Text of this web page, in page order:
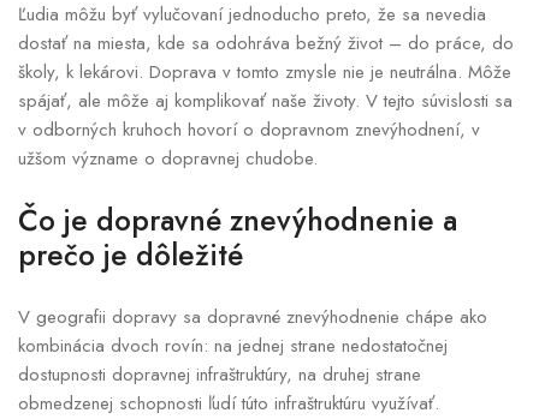
Ľudia môžu byť vylučovaní jednoducho preto, že sa nevedia
dostať na miesta, kde sa odohráva bežný život – do práce, do
školy, k lekárovi. Doprava v tomto zmysle nie je neutrálna. Môže
spájať, ale môže aj komplikovať naše životy. V tejto súvislosti sa
v odborných kruhoch hovorí o dopravnom znevýhodnení, v
užšom význame o dopravnej chudobe.
Čo je dopravné znevýhodnenie a
prečo je dôležité
V geografii dopravy sa dopravné znevýhodnenie chápe ako
kombinácia dvoch rovín: na jednej strane nedostatočnej
dostupnosti dopravnej infraštruktúry, na druhej strane
obmedzenej schopnosti ľudí túto infraštruktúru využívať.